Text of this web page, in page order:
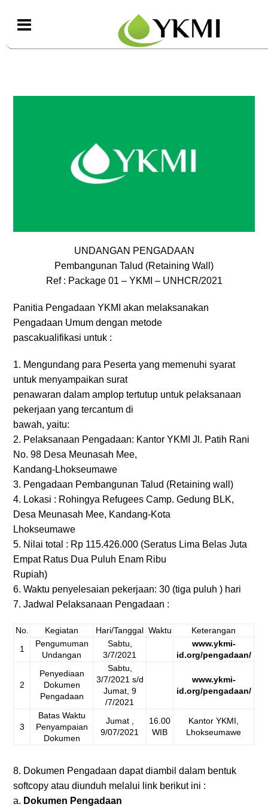
UNDANGAN PENGADAAN
Pembangunan Talud (Retaining Wall)
Ref : Package 01 – YKMI – UNHCR/2021
Panitia Pengadaan YKMI akan melaksanakan
Pengadaan Umum dengan metode
pascakualifikasi untuk :
1. Mengundang para Peserta yang memenuhi syarat
untuk menyampaikan surat
penawaran dalam amplop tertutup untuk pelaksanaan
pekerjaan yang tercantum di
bawah, yaitu:
2. Pelaksanaan Pengadaan: Kantor YKMI Jl. Patih Rani
No. 98 Desa Meunasah Mee,
Kandang-Lhokseumawe
3. Pengadaan Pembangunan Talud (Retaining wall)
4. Lokasi : Rohingya Refugees Camp. Gedung BLK,
Desa Meunasah Mee, Kandang-Kota
Lhokseumawe
5. Nilai total : Rp 115.426.000 (Seratus Lima Belas Juta
Empat Ratus Dua Puluh Enam Ribu
Rupiah)
6. Waktu penyelesaian pekerjaan: 30 (tiga puluh ) hari
7. Jadwal Pelaksanaan Pengadaan :
No. Kegiatan Hari/Tanggal Waktu
Keterangan
1
Pengumuman
Undangan
Sabtu,
3/7/2021
www.ykmi-
id.org/pengadaan/
2
Penyediaan
Dokumen
Pengadaan
Sabtu,
3/7/2021 s/d
Jumat, 9
/7/2021
www.ykmi-
id.org/pengadaan/
3
Batas Waktu
Penyampaian
Dokumen
Jumat ,
9/07/2021
16.00
WIB
Kantor YKMI,
Lhokseumawe
8. Dokumen Pengadaan dapat diambil dalam bentuk
softcopy atau diunduh melalui link berikut ini :
a. Dokumen Pengadaan